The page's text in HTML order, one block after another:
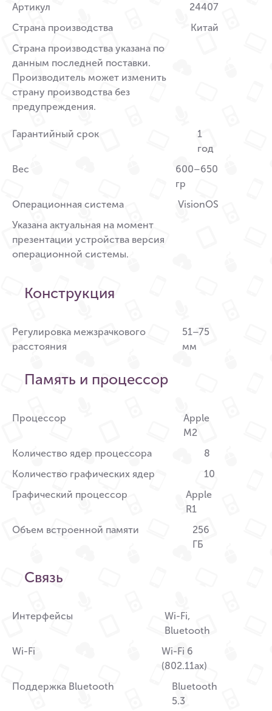
Артикул
24407
Страна производства
Страна производства указана по
данным последней поставки.
Производитель может изменить
страну производства без
предупреждения.
Китай
Гарантийный срок
1
год
Вес
600–650
гр
Операционная система
Указана актуальная на момент
презентации устройства версия
операционной системы.
VisionOS
Конструкция
Регулировка межзрачкового
расстояния
51–75
мм
Память и процессор
Процессор
Apple
M2
Количество ядер процессора
8
Количество графических ядер
10
Графический процессор
Apple
R1
Объем встроенной памяти
256
ГБ
Связь
Интерфейсы
Wi-Fi,
Bluetooth
Wi-Fi
Wi-Fi 6
(802.11ax)
Поддержка Bluetooth
Bluetooth
5.3